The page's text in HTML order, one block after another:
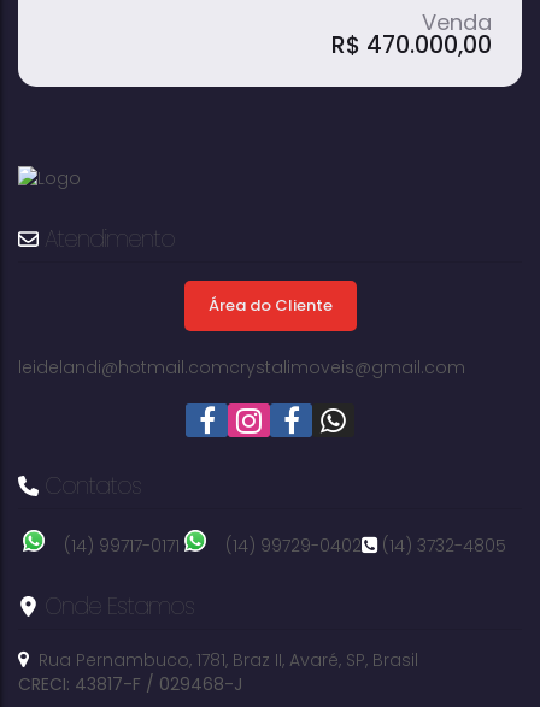
R$ 470.000,00
dormitório(s) 2banheiro(s)
terreno:
250m²
Atendimento
Área do Cliente
leidelandi@hotmail.comcrystalimoveis@gmail.com
Contatos
(14) 99717-0171 (14) 99729-0402 (14) 3732-4805
Onde Estamos
Rua Pernambuco, 1781, Braz II, Avaré, SP, Brasil
CRECI: 43817-F / 029468-J